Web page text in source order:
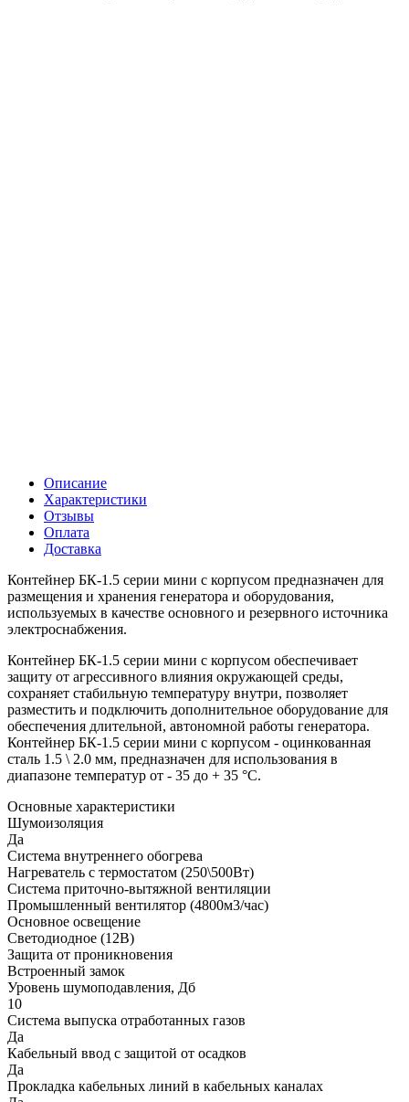
Описание
Характеристики
Отзывы
Оплата
Доставка
Контейнер БК-1.5 серии мини с корпусом предназначен для
размещения и хранения генератора и оборудования,
используемых в качестве основного и резервного источника
электроснабжения.
Контейнер БК-1.5 серии мини с корпусом обеспечивает
защиту от агрессивного влияния окружающей среды,
сохраняет стабильную температуру внутри, позволяет
разместить и подключить дополнительное оборудование для
обеспечения длительной, автономной работы генератора.
Контейнер БК-1.5 серии мини с корпусом - оцинкованная
сталь 1.5 \ 2.0 мм, предназначен для использования в
диапазоне температур от - 35 до + 35 °C.
Основные характеристики
Шумоизоляция
Да
Система внутреннего обогрева
Нагреватель с термостатом (250\500Вт)
Система приточно-вытяжной вентиляции
Промышленный вентилятор (4800м3/час)
Основное освещение
Светодиодное (12В)
Защита от проникновения
Встроенный замок
Уровень шумоподавления, Дб
10
Система выпуска отработанных газов
Да
Кабельный ввод с защитой от осадков
Да
Прокладка кабельных линий в кабельных каналах